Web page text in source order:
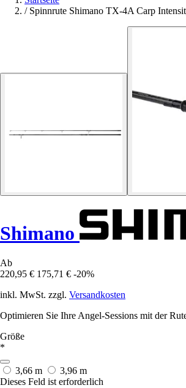
/ Spinnrute Shimano TX-4A Carp
Shimano
Ab
220,95 € 175,71 € -20%
inkl. MwSt. zzgl. Versandkosten
Optimieren Sie Ihre Angel-Sessions mit der
Größe
*
3,66 m
3,96 m
Dieses Feld ist erforderlich